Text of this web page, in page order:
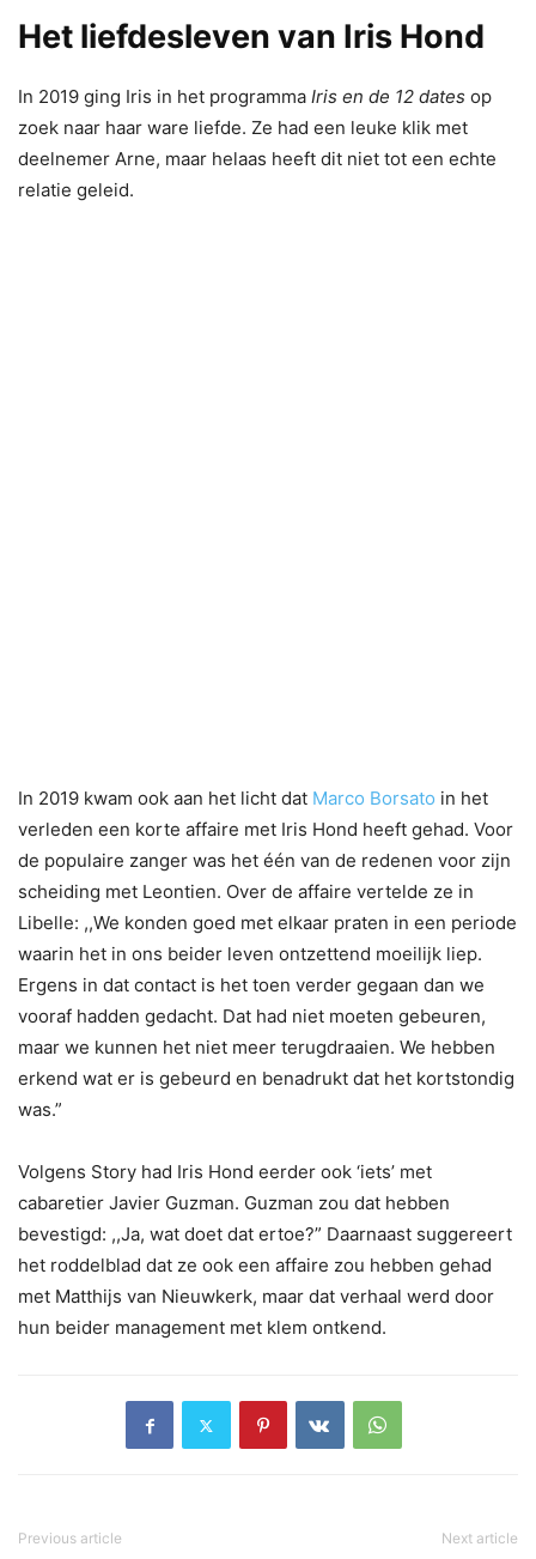
Het liefdesleven van Iris Hond
In 2019 ging Iris in het programma Iris en de 12 dates op
zoek naar haar ware liefde. Ze had een leuke klik met
deelnemer Arne, maar helaas heeft dit niet tot een echte
relatie geleid.
In 2019 kwam ook aan het licht dat Marco Borsato in het
verleden een korte affaire met Iris Hond heeft gehad. Voor
de populaire zanger was het één van de redenen voor zijn
scheiding met Leontien. Over de affaire vertelde ze in
Libelle: ,,We konden goed met elkaar praten in een periode
waarin het in ons beider leven ontzettend moeilijk liep.
Ergens in dat contact is het toen verder gegaan dan we
vooraf hadden gedacht. Dat had niet moeten gebeuren,
maar we kunnen het niet meer terugdraaien. We hebben
erkend wat er is gebeurd en benadrukt dat het kortstondig
was.”
Volgens Story had Iris Hond eerder ook ‘iets’ met
cabaretier Javier Guzman. Guzman zou dat hebben
bevestigd: ,,Ja, wat doet dat ertoe?” Daarnaast suggereert
het roddelblad dat ze ook een affaire zou hebben gehad
met Matthijs van Nieuwkerk, maar dat verhaal werd door
hun beider management met klem ontkend.
Previous article Next article